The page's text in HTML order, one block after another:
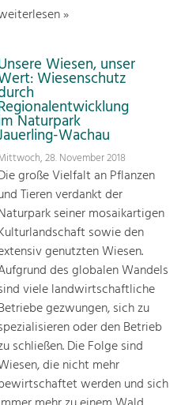
»
Wiesen, unser
Wiesenschutz
Naturpark
Wachau
28. November 2018
große Vielfalt an Pflanzen
Tieren verdankt der
seiner mosaikartigen
sowie den
genutzten Wiesen.
des globalen Wandels
viele landwirtschaftliche
gezwungen, sich zu
oder den Betrieb
schließen. Die Folge sind
die nicht mehr
werden und sich